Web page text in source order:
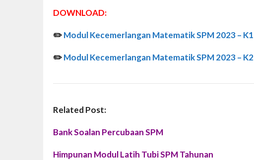
DOWNLOAD:
✏️Modul Kecemerlangan Matematik SPM 2023 – K1
✏️Modul Kecemerlangan Matematik SPM 2023 – K2
Related Post:
Bank Soalan Percubaan SPM
Himpunan Modul Latih Tubi SPM Tahunan